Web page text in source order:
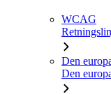
WCAG
Den
Den